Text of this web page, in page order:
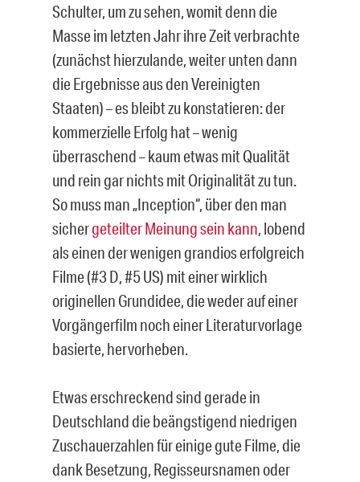
Schulter, um zu sehen, womit denn die
Masse im letzten Jahr ihre Zeit verbrachte
(zunächst hierzulande, weiter unten dann
die Ergebnisse aus den Vereinigten
Staaten) – es bleibt zu konstatieren: der
kommerzielle Erfolg hat – wenig
überraschend – kaum etwas mit Qualität
und rein gar nichts mit Originalität zu tun.
So muss man „Inception“, über den man
sichergeteilter Meinung sein kann, lobend
als einen der wenigen grandios erfolgreich
Filme (#3 D, #5 US) mit einer wirklich
originellen Grundidee, die weder auf einer
Vorgängerfilm noch einer Literaturvorlage
basierte, hervorheben.
Etwas erschreckend sind gerade in
Deutschland die beängstigend niedrigen
Zuschauerzahlen für einige gute Filme, die
dank Besetzung, Regisseursnamen oder